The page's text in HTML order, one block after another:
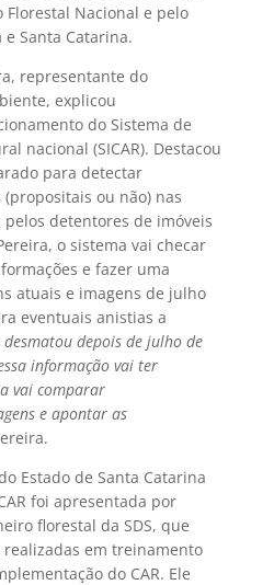
Florestal Nacional e pelo
e Santa Catarina.
representante do
explicou
do Sistema de
nacional (SICAR). Destacou
para detectar
ou não) nas
detentores de imóveis
o sistema vai checar
e fazer uma
atuais e imagens de julho
eventuais anistias a
desmatou depois de julho de
informação vai ter
vai comparar
e apontar as
Estado de Santa Catarina
foi apresentada por
florestal da SDS, que
em treinamento
do CAR. Ele